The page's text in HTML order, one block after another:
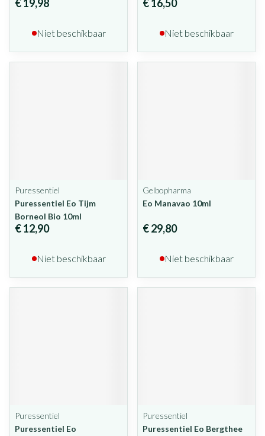
€ 19,98
Niet beschikbaar
€ 16,50
Niet beschikbaar
Puressentiel
Puressentiel Eo Tijm
Borneol Bio 10ml
€ 12,90
Niet beschikbaar
Gelbopharma
Eo Manavao 10ml
€ 29,80
Niet beschikbaar
Puressentiel
Puressentiel Eo
Puressentiel
Puressentiel Eo Bergthee